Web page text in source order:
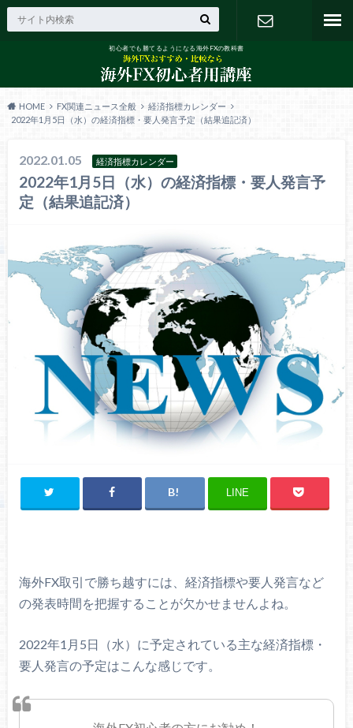
初心者でも勝てるようになる海外FXの教科書
HOME FX関連ニュース全般
経済指標カレンダー
2022年1月5日（水）の経済指標・要人発言予定（結果追記済）
2022.01.05 経済指標カレンダー
2022年1月5日（水）の経済指標・要人発言予
定（結果追記済）
LINE
海外FX取引で勝ち越すには、経済指標や要人発言など
の発表時間を把握することが欠かせませんよね。
2022年1月5日（水）に予定されている主な経済指標・
要人発言の予定はこんな感じです。